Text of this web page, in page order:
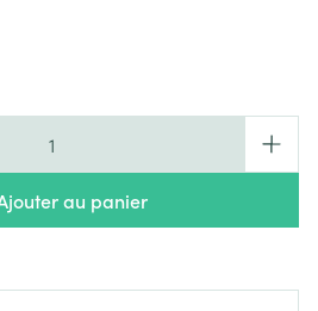
au panier